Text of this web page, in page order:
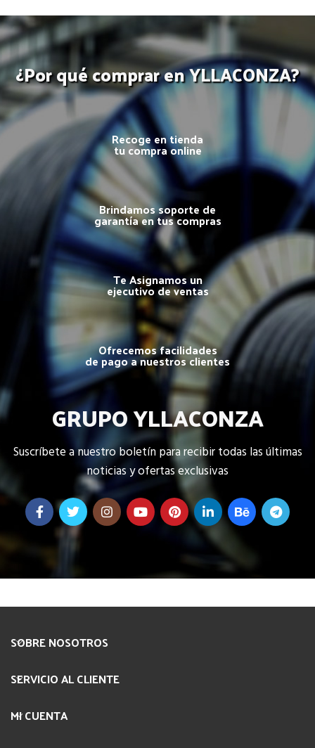
¿Por qué comprar en YLLACONZA?
Recoge en tienda
tu compra online
Brindamos soporte de
garantía en tus compras
Te Asignamos un
ejecutivo de ventas
Ofrecemos facilidades
de pago a nuestros clientes
GRUPO YLLACONZA
Suscríbete a nuestro boletín para recibir todas las últimas
noticias y ofertas exclusivas
SOBRE NOSOTROS
SERVICIO AL CLIENTE
MI CUENTA